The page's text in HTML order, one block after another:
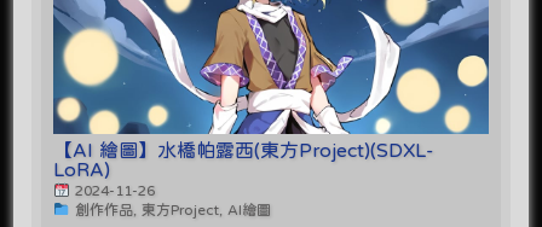
【AI 繪圖】水橋帕露西(東方Project)(SDXL-
LoRA)
2024-11-26
創作作品, 東方Project, AI繪圖